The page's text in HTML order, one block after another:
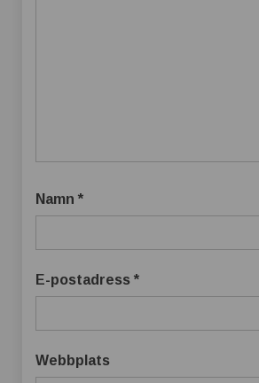
Namn *
E-postadress *
Webbplats